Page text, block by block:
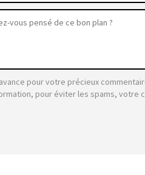
pour votre précieux
pour éviter les spams, votre